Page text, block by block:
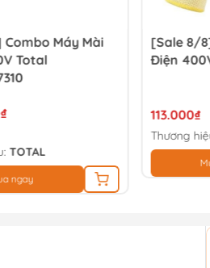
Máy Mài
Total
TOTAL
ngay
[Sale 8/
Điện
113.000₫
Thương